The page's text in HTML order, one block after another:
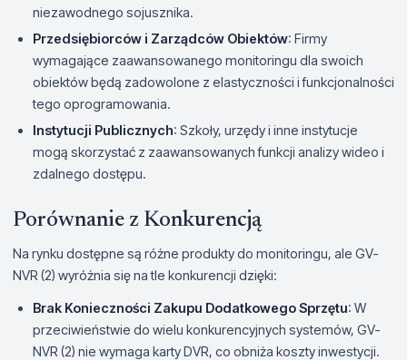
niezawodnego sojusznika.
Przedsiębiorców i Zarządców Obiektów: Firmy
wymagające zaawansowanego monitoringu dla swoich
obiektów będą zadowolone z elastyczności i funkcjonalności
tego oprogramowania.
Instytucji Publicznych: Szkoły, urzędy i inne instytucje
mogą skorzystać z zaawansowanych funkcji analizy wideo i
zdalnego dostępu.
Porównanie z Konkurencją
Na rynku dostępne są różne produkty do monitoringu, ale GV-
NVR (2) wyróżnia się na tle konkurencji dzięki:
Brak Konieczności Zakupu Dodatkowego Sprzętu: W
przeciwieństwie do wielu konkurencyjnych systemów, GV-
NVR (2) nie wymaga karty DVR, co obniża koszty inwestycji.